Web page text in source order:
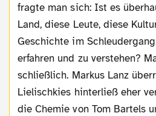
fragte man sich: Ist es
Land, diese Leute, diese
Geschichte im
erfahren und zu verstehen?
schließlich. Markus Lanz
Lielischkies hinterließ eher
die Chemie von Tom Bartels